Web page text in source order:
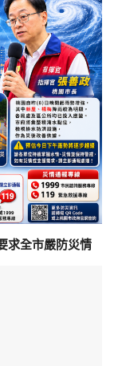
求全市嚴防災情